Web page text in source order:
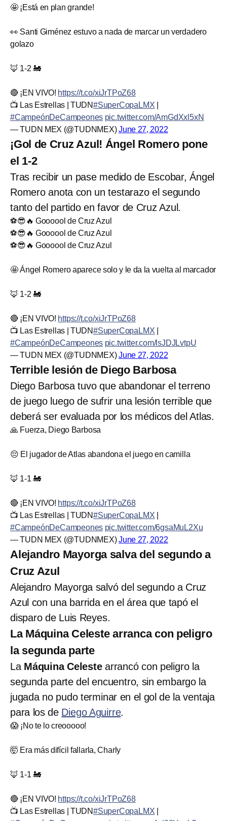
🤩 ¡Está en plan grande!
👀 Santi Giménez estuvo a nada de marcar un verdadero
golazo
🦊 1-2 🚂
🔴 ¡EN VIVO! https://t.co/xiJrTPoZ68
📺 Las Estrellas | TUDN#SuperCopaLMX
#CampeónDeCampeones pic.twitter.com/AmGdXxl5xN
— TUDN MEX (@TUDNMEX)June 27, 2022
¡Gol de Cruz Azul! Ángel Romero pone
el 1-2
Tras recibir un pase medido de Escobar, Ángel
Romero anota con un testarazo el segundo
tanto del partido en favor de Cruz Azul.
⚽😎🔥 Goooool de Cruz Azul
⚽😎🔥 Goooool de Cruz Azul
⚽😎🔥 Goooool de Cruz Azul
🤩 Ángel Romero aparece solo y le da la vuelta al marcador
🦊 1-2 🚂
🔴 ¡EN VIVO! https://t.co/xiJrTPoZ68
📺 Las Estrellas | TUDN#SuperCopaLMX
#CampeónDeCampeones pic.twitter.com/lsJDJLvtpU
— TUDN MEX (@TUDNMEX)June 27, 2022
Terrible lesión de Diego Barbosa
Diego Barbosa tuvo que abandonar el terreno
de juego luego de sufrir una lesión terrible que
deberá ser evaluada por los médicos del Atlas.
🙏 Fuerza, Diego Barbosa
😔 El jugador de Atlas abandona el juego en camilla
🦊 1-1 🚂
🔴 ¡EN VIVO! https://t.co/xiJrTPoZ68
📺 Las Estrellas | TUDN#SuperCopaLMX
#CampeónDeCampeones pic.twitter.com/6gsaMuL2Xu
— TUDN MEX (@TUDNMEX)June 27, 2022
Alejandro Mayorga salva del segundo a
Cruz Azul
Alejandro Mayorga salvó del segundo a Cruz
Azul con una barrida en el área que tapó el
disparo de Luis Reyes.
La Máquina Celeste arranca con peligro
la segunda parte
La Máquina Celestearrancó con peligro la
segunda parte del encuentro, sin embargo la
jugada no pudo terminar en el gol de la ventaja
para los de Diego Aguirre.
😱 ¡No te lo creooooo!
🤯 Era más difícil fallarla, Charly
🦊 1-1 🚂
🔴 ¡EN VIVO! https://t.co/xiJrTPoZ68
📺 Las Estrellas | TUDN#SuperCopaLMX